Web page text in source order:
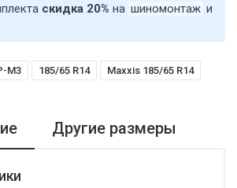
скидка 20% на шиномонтаж и
M3 185/65 R14 Maxxis 185/65 R14
Другие размеры